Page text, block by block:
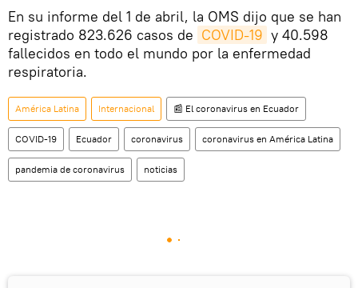
En su informe del 1 de abril, la OMS dijo que se han
registrado 823.626 casos de COVID-19 y 40.598
fallecidos en todo el mundo por la enfermedad
respiratoria.
América Latina Internacional 📰 El coronavirus en Ecuador
COVID-19 Ecuador coronavirus coronavirus en América Latina
pandemia de coronavirus noticias